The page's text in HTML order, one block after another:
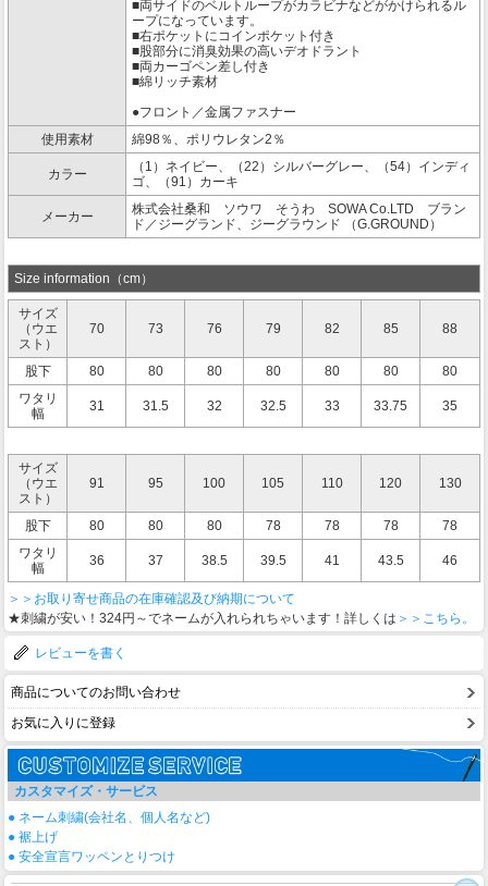
■両サイドのベルトループがカラビナなどがかけられるル
ープになっています。
■右ポケットにコインポケット付き
■股部分に消臭効果の高いデオドラント
■両カーゴペン差し付き
■綿リッチ素材
●フロント／金属ファスナー
使用素材
綿98％、ポリウレタン2％
カラー
（1）ネイビー、（22）シルバーグレー、（54）インディ
ゴ、（91）カーキ
メーカー
株式会社桑和 ソウワ そうわ SOWA Co.LTD ブラン
ド／ジーグランド、ジーグラウンド （G.GROUND）
Size information（cm）
サイズ
（ウエ
スト）
70 73 76 79 82 85 88
股下 80 80 80 80 80 80
80
ワタリ
幅
31 31.5 32 32.5 33 33.75 35
サイズ
（ウエ
スト）
91 95 100 105 110 120 130
股下 80 80 80 78 78 78
78
ワタリ
幅
36 37 38.5 39.5 41 43.5 46
＞＞お取り寄せ商品の在庫確認及び納期について
★刺繍が安い！324円～でネームが入れられちゃいます！詳しくは ＞＞こちら。
レビューを書く
商品についてのお問い合わせ
お気に入りに登録
カスタマイズ・サービス
● ネーム刺繍(会社名、個人名など)
● 裾上げ
● 安全宣言ワッペンとりつけ